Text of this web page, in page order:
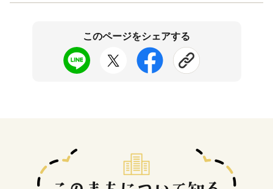
このページをシェアする